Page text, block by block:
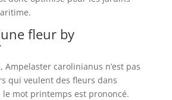
fleur by
Ampelaster carolinianus n’est pas
qui veulent des fleurs dans
le mot printemps est prononcé.